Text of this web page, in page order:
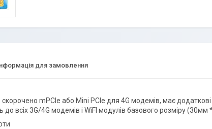
для замовлення
mPCIe або Mini PCIe для 4G модемів, має
всіх 3G/4G модемів і WiFI модулів базового розміру (30мм